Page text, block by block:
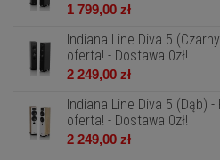
1 799,00 zł
Indiana Line Diva 5
oferta! - Dostawa 0zł!
2 249,00 zł
Indiana Line Diva 5 (Dąb)
oferta! - Dostawa 0zł!
2 249,00 zł